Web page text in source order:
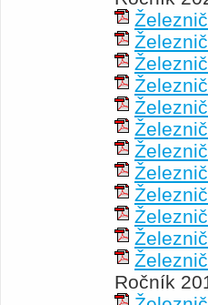
Ročník